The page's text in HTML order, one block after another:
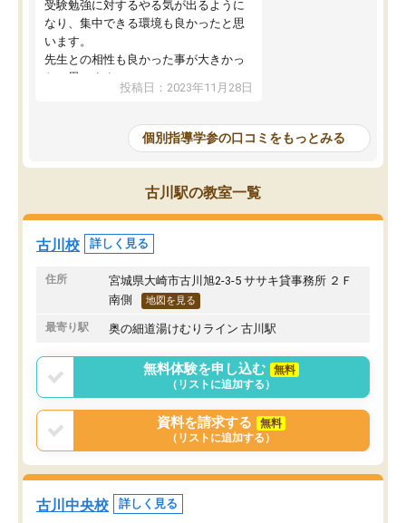
受験勉強に対するやる気が出るように
なり、集中できる環境も良かったと思
います。
先生との相性も良かった事が大きかっ
たと思います。
投稿日：2023年11月28日
個別指導学参の口コミをもっとみる
古川駅の教室一覧
古川校 詳しく見る
住所
宮城県大崎市古川旭2-3-5 ササキ貸事務所 ２Ｆ
南側
地図を見る
最寄り駅 奥の細道湯けむりライン 古川駅
無料体験を申し込む
無料
（リストに追加する）
資料を請求する
無料
（リストに追加する）
古川中央校 詳しく見る